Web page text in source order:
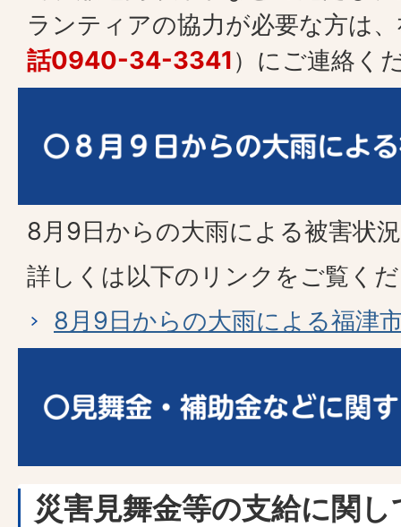
ランティアの協力が必要な方は
話0940-34-3341）にご連絡く
8月9日からの大雨による被害状
詳しくは以下のリンクをご覧く
8月9日からの大雨による福津
災害見舞金等の支給に関し